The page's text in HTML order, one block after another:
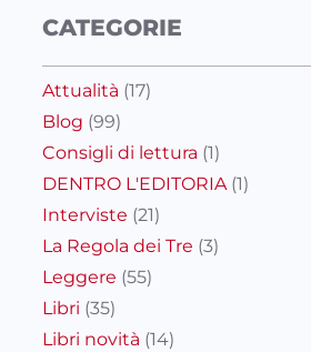
CATEGORIE
Attualità (17)
Blog (99)
Consigli di lettura (1)
DENTRO L'EDITORIA(1)
Interviste (21)
La Regola dei Tre (3)
Leggere (55)
Libri (35)
Libri novità (14)